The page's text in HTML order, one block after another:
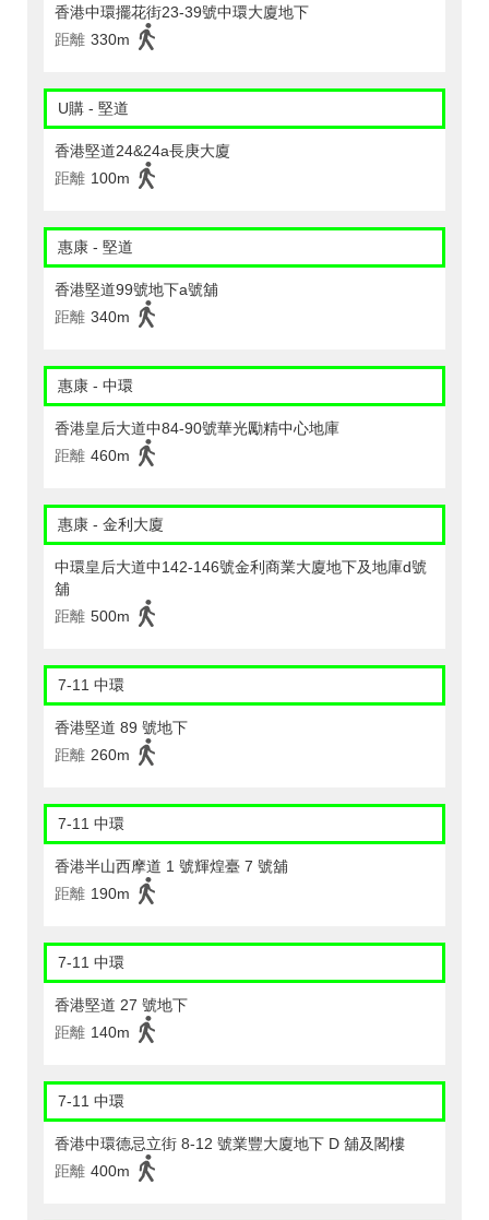
香港中環擺花街23-39號中環大廈地下
距離 330m
U購 - 堅道
香港堅道24&24a長庚大廈
距離 100m
惠康 - 堅道
香港堅道99號地下a號舖
距離 340m
惠康 - 中環
香港皇后大道中84-90號華光勵精中心地庫
距離 460m
惠康 - 金利大廈
中環皇后大道中142-146號金利商業大廈地下及地庫d號
舖
距離 500m
7-11 中環
香港堅道 89 號地下
距離 260m
7-11 中環
香港半山西摩道 1 號輝煌臺 7 號舖
距離 190m
7-11 中環
香港堅道 27 號地下
距離 140m
7-11 中環
香港中環德忌立街 8-12 號業豐大廈地下 D 舖及閣樓
距離 400m